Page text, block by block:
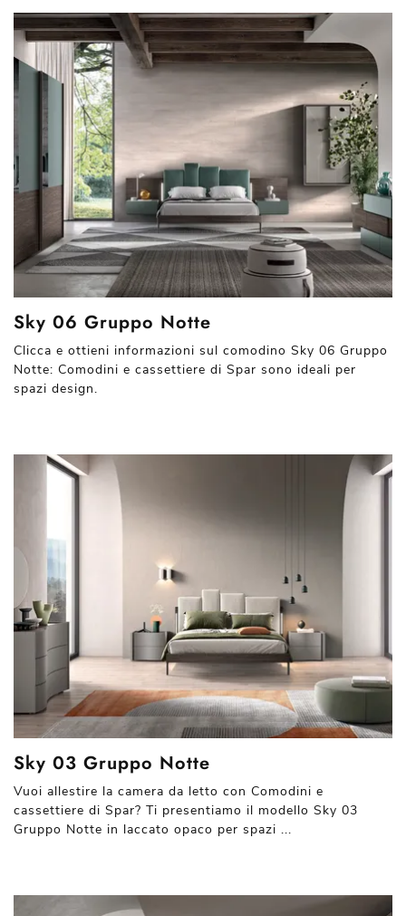
Sky 06 Gruppo Notte
Clicca e ottieni informazioni sul comodino Sky 06 Gruppo
Notte: Comodini e cassettiere di Spar sono ideali per
spazi design.
Sky 03 Gruppo Notte
Vuoi allestire la camera da letto con Comodini e
cassettiere di Spar? Ti presentiamo il modello Sky 03
Gruppo Notte in laccato opaco per spazi ...